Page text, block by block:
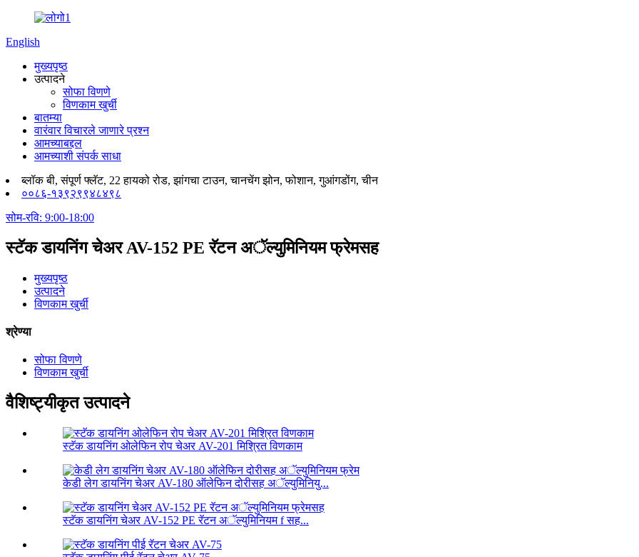
English
मुख्यपृष्ठ
उत्पादने
सोफा विणणे
विणकाम खुर्ची
बातम्या
वारंवार विचारले जाणारे प्रश्न
आमच्याबद्दल
आमच्याशी संपर्क साधा
ब्लॉक बी, संपूर्ण फ्लॅट, 22 हायको रोड, झांगचा टाउन, चानचेंग झोन, फोशान, गुआंगडोंग, चीन
००८६-१३९२९९४८४९८
सोम-रवि: 9:00-18:00
स्टॅक डायनिंग चेअर AV-152 PE रॅटन अॅल्युमिनियम फ्रेमसह
मुख्यपृष्ठ
उत्पादने
विणकाम खुर्ची
श्रेण्या
सोफा विणणे
विणकाम खुर्ची
वैशिष्ट्यीकृत उत्पादने
स्टॅक डायनिंग ओलेफिन रोप चेअर AV-201 मिश्रित विणकाम
केडी लेग डायनिंग चेअर AV-180 ऑलेफिन दोरीसह अॅल्युमिनियु...
स्टॅक डायनिंग चेअर AV-152 PE रॅटन अॅल्युमिनियम f सह...